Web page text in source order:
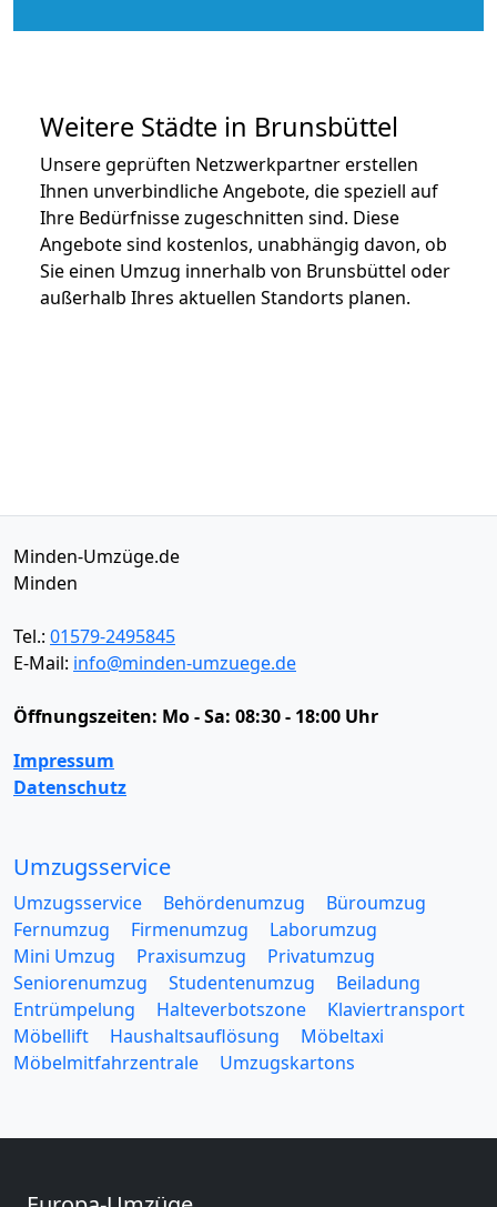
Weitere Städte in Brunsbüttel
Unsere geprüften Netzwerkpartner erstellen
Ihnen unverbindliche Angebote, die speziell auf
Ihre Bedürfnisse zugeschnitten sind. Diese
Angebote sind kostenlos, unabhängig davon, ob
Sie einen Umzug innerhalb von Brunsbüttel oder
außerhalb Ihres aktuellen Standorts planen.
Minden-Umzüge.de
Minden
Tel.: 01579-2495845
E-Mail: info@minden-umzuege.de
Öffnungszeiten: Mo - Sa: 08:30 - 18:00 Uhr
Impressum
Datenschutz
Umzugsservice
Umzugsservice Behördenumzug
Büroumzug
Fernumzug
Firmenumzug
Laborumzug
Mini Umzug
Praxisumzug
Privatumzug
Seniorenumzug
Studentenumzug
Beiladung
Entrümpelung
Halteverbotszone
Klaviertransport
Möbellift
Haushaltsauflösung
Möbeltaxi
Möbelmitfahrzentrale
Umzugskartons